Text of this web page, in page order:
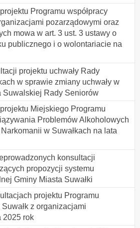
Programu współpracy
pozarządowymi oraz
mowa w art. 3 ust. 3 ustawy o
publicznego i o wolontariacie na
projektu uchwały Rady
w sprawie zmiany uchwały w
Suwalskiej Rady Seniorów
Miejskiego Programu
Problemów Alkoholowych
w Suwałkach na lata
konsultacji
propozycji systemu
Gminy Miasta Suwałki
projektu Programu
z organizacjami
2025 rok